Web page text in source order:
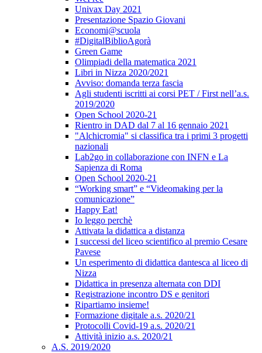
Univax Day 2021
Presentazione Spazio Giovani
Economi@scuola
#DigitalBiblioAgorà
Green Game
Olimpiadi della matematica 2021
Libri in Nizza 2020/2021
Avviso: domanda terza fascia
Agli studenti iscritti ai corsi PET / First nell’a.s.
2019/2020
Open School 2020-21
Rientro in DAD dal 7 al 16 gennaio 2021
"Alchicromia" si classifica tra i primi 3 progetti
nazionali
Lab2go in collaborazione con INFN e La
Sapienza di Roma
Open School 2020-21
“Working smart” e “Videomaking per la
comunicazione”
Happy Eat!
Io leggo perchè
Attivata la didattica a distanza
I successi del liceo scientifico al premio Cesare
Pavese
Un esperimento di didattica dantesca al liceo di
Nizza
Didattica in presenza alternata con DDI
Registrazione incontro DS e genitori
Ripartiamo insieme!
Formazione digitale a.s. 2020/21
Protocolli Covid-19 a.s. 2020/21
Attività inizio a.s. 2020/21
A.S. 2019/2020